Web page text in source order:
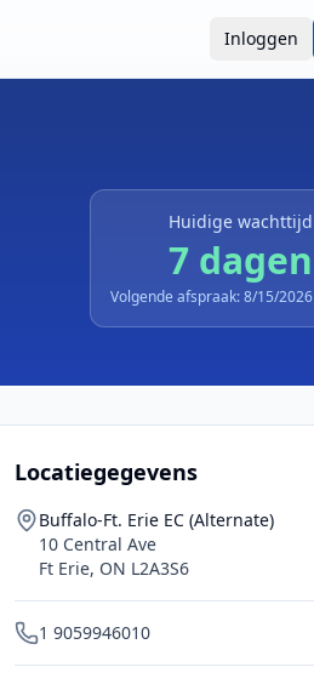
Inloggen
Huidige wachttijd
7 dagen
Volgende afspraak: 8/15/2026
Locatiegegevens
Buffalo-Ft. Erie EC (Alternate)
10 Central Ave
Ft Erie, ON L2A3S6
1 9059946010